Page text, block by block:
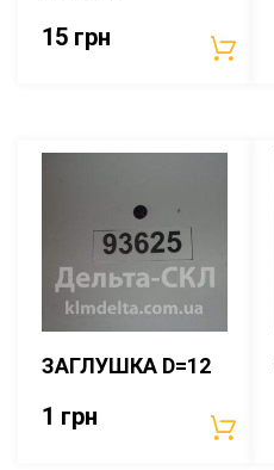
15 грн
ЗАГЛУШКА D=12
1 грн